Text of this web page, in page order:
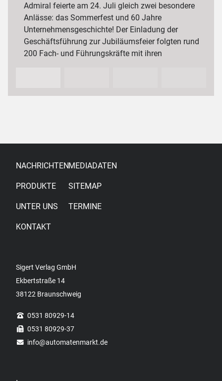
Admiral feierte am 24. Juli gleich zwei besondere
Anlässe: das Sommerfest und 60 Jahre
Unternehmensgeschichte! Der Einladung der
Geschäftsführung zur Jubiläumsfeier folgten rund
200 Fach- und Führungskräfte mit ihren
NACHRICHTEN
PRODUKTE
UNTER UNS
KONTAKT
MEDIADATEN
SITEMAP
TERMINE
Sigert Verlag GmbH
Ekbertstraße 14
38122 Braunschweig
0531 80929-14
0531 80929-37
info@automatenmarkt.de